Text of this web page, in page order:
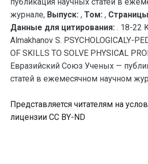
журнале, Выпуск: , Том: ,
Данные для цитирования: . 18-22
Almakhanov S. PSYCHOLOGICALY-
OF SKILLS TO SOLVE PHYSICAL
Евразийский Союз Ученых —
статей в ежемесячном научном
Представляется читателям на
лицензии CC BY-ND